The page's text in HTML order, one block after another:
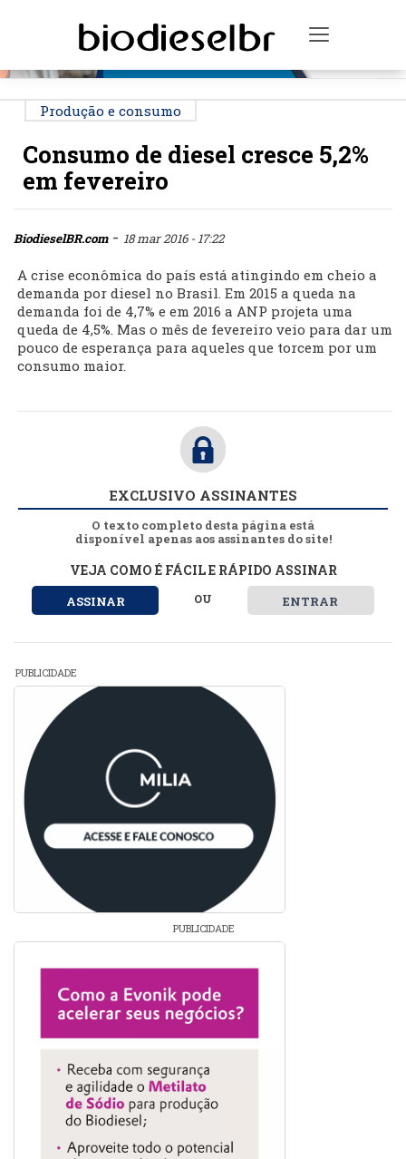
Toggle
Produção e consumo
Consumo de diesel cresce 5,2%
em fevereiro
BiodieselBR.com- 18 mar 2016 - 17:22
A crise econômica do país está atingindo em cheio a
demanda por diesel no Brasil. Em 2015 a queda na
demanda foi de 4,7% e em 2016 a ANP projeta uma
queda de 4,5%. Mas o mês de fevereiro veio para dar um
pouco de esperança para aqueles que torcem por um
consumo maior.
EXCLUSIVO ASSINANTES
O texto completo desta página está
disponível apenas aos assinantes do site!
VEJA COMO É FÁCIL E RÁPIDO ASSINAR
ASSINAR OU ENTRAR
PUBLICIDADE
PUBLICIDADE